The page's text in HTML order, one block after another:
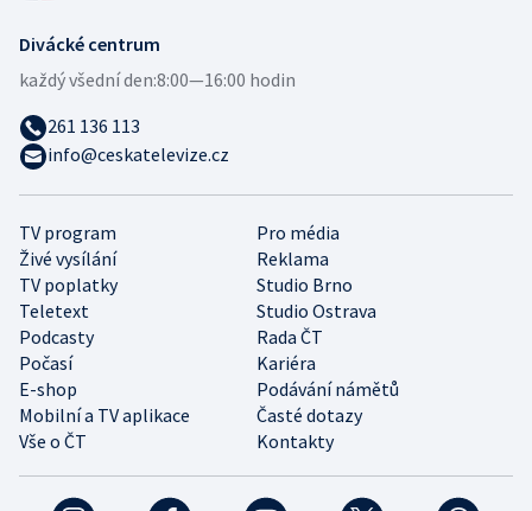
TV program
Pro média
Živé vysílání
Reklama
TV poplatky
Studio Brno
Teletext
Studio Ostrava
Podcasty
Rada ČT
Počasí
Kariéra
E-shop
Podávání námětů
Mobilní a TV aplikace
Časté dotazy
Vše o ČT
Kontakty
Divácké centrum
každý všední den:8:00—16:00 hodin
261 136 113
info@ceskatelevize.cz